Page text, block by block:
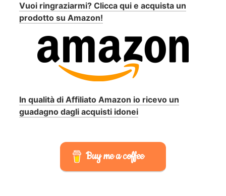
Vuoi ringraziarmi? Clicca qui e acquista un
prodotto su Amazon!
In qualità di Affiliato Amazon io ricevo un
guadagno dagli acquisti idonei
Buy me a coffee